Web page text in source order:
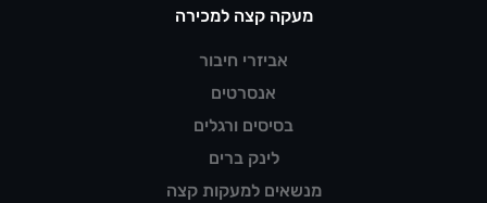
מעקה קצה למכירה
אביזרי חיבור
אנסרטים
בסיסים ורגלים
לינק ברים
מנשאים למעקות קצה